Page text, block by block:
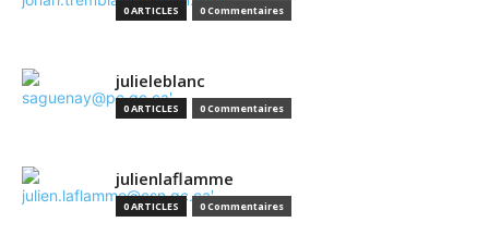
0 ARTICLES 0 Commentaires
julieleblanc
0 ARTICLES 0 Commentaires
julienlaflamme
0 ARTICLES 0 Commentaires